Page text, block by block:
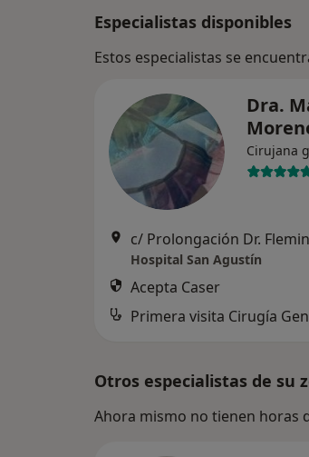
Especialistas disponibles
Estos especialistas se
Dra.
Cirujana
Hospital San Agustín
Acepta Caser
Primera visita Cirugía
Otros especialistas de su
Ahora mismo no tienen horas